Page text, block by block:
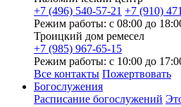
+7 (496) 540-57-21 +7 (910)
Режим работы: с 08:00 до
Троицкий дом ремесел
+7 (985) 967-65-15
Режим работы: с 10:00 до
Все контакты Пожертвовать
Богослужения
Расписание богослужений